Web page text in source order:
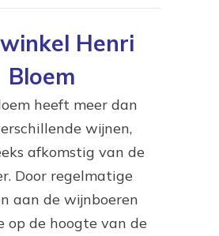
Henri
Bloem
heeft meer dan
wijnen,
afkomstig van de
Door regelmatige
aan de wijnboeren
op de hoogte van de